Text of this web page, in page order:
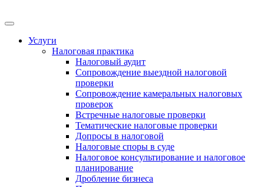
Меню
Услуги
Налоговая практика
Налоговый аудит
Сопровождение выездной налоговой
проверки
Сопровождение камеральных налоговых
проверок
Встречные налоговые проверки
Тематические налоговые проверки
Допросы в налоговой
Налоговые споры в суде
Налоговое консультирование и налоговое
планирование
Дробление бизнеса